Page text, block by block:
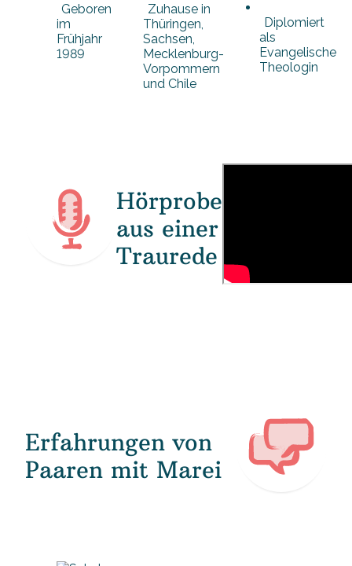
Geboren
im
Frühjahr
1989
Zuhause in
Thüringen,
Sachsen,
Mecklenburg-
Vorpommern
und Chile
Diplomiert
als
Evangelische
Theologin
Hörprobe
aus einer
Traurede
Erfahrungen von
Paaren mit Marei